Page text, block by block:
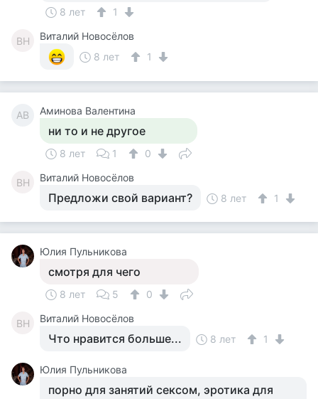
8 лет 1
ВН
Виталий Новосёлов
8 лет
1
АВ Аминова Валентина
ни то и не другое
8 лет 1 0
ВН Виталий Новосёлов
Предложи свой вариант? 8 лет 1
Юлия Пульникова
смотря для чего
8 лет 5 0
ВН Виталий Новосёлов
Что нравится больше... 8 лет 1
Юлия Пульникова
порно для занятий сексом, эротика для